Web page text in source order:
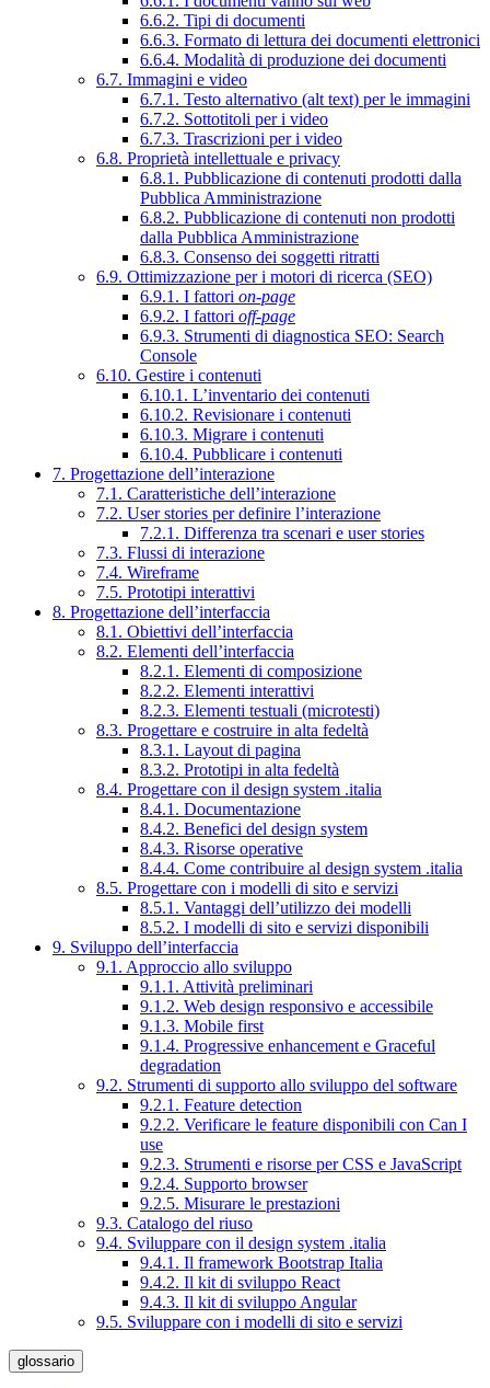
6.6.2. Tipi di documenti
6.6.3. Formato di lettura dei documenti elettronici
6.6.4. Modalità di produzione dei documenti
6.7. Immagini e video
6.7.1. Testo alternativo (alt text) per le immagini
6.7.2. Sottotitoli per i video
6.7.3. Trascrizioni per i video
6.8. Proprietà intellettuale e privacy
6.8.1. Pubblicazione di contenuti prodotti dalla
Pubblica Amministrazione
6.8.2. Pubblicazione di contenuti non prodotti
dalla Pubblica Amministrazione
6.8.3. Consenso dei soggetti ritratti
6.9. Ottimizzazione per i motori di ricerca (SEO)
6.9.1. I fattori on-page
6.9.2. I fattori off-page
6.9.3. Strumenti di diagnostica SEO: Search
Console
6.10. Gestire i contenuti
6.10.1. L’inventario dei contenuti
6.10.2. Revisionare i contenuti
6.10.3. Migrare i contenuti
6.10.4. Pubblicare i contenuti
7. Progettazione dell’interazione
7.1. Caratteristiche dell’interazione
7.2. User stories per definire l’interazione
7.2.1. Differenza tra scenari e user stories
7.3. Flussi di interazione
7.4. Wireframe
7.5. Prototipi interattivi
8. Progettazione dell’interfaccia
8.1. Obiettivi dell’interfaccia
8.2. Elementi dell’interfaccia
8.2.1. Elementi di composizione
8.2.2. Elementi interattivi
8.2.3. Elementi testuali (microtesti)
8.3. Progettare e costruire in alta fedeltà
8.3.1. Layout di pagina
8.3.2. Prototipi in alta fedeltà
8.4. Progettare con il design system .italia
8.4.1. Documentazione
8.4.2. Benefici del design system
8.4.3. Risorse operative
8.4.4. Come contribuire al design system .italia
8.5. Progettare con i modelli di sito e servizi
8.5.1. Vantaggi dell’utilizzo dei modelli
8.5.2. I modelli di sito e servizi disponibili
9. Sviluppo dell’interfaccia
9.1. Approccio allo sviluppo
9.1.1. Attività preliminari
9.1.2. Web design responsivo e accessibile
9.1.3. Mobile first
9.1.4. Progressive enhancement e Graceful
degradation
9.2. Strumenti di supporto allo sviluppo del software
9.2.1. Feature detection
9.2.2. Verificare le feature disponibili con Can I
use
9.2.3. Strumenti e risorse per CSS e JavaScript
9.2.4. Supporto browser
9.2.5. Misurare le prestazioni
9.3. Catalogo del riuso
9.4. Sviluppare con il design system .italia
9.4.1. Il framework Bootstrap Italia
9.4.2. Il kit di sviluppo React
9.4.3. Il kit di sviluppo Angular
9.5. Sviluppare con i modelli di sito e servizi
glossario